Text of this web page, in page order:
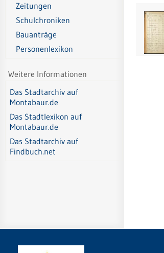
Zeitungen
Schulchroniken
Bauanträge
Personenlexikon
Weitere Informationen
Das Stadtarchiv auf
Montabaur.de
Das Stadtlexikon auf
Montabaur.de
Das Stadtarchiv auf
Findbuch.net